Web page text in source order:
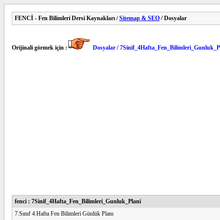
FENCİ - Fen Bilimleri Dersi Kaynakları /Sitemap & SEO / Dosyalar
Orijinali görmek için : Dosyalar /
fenci : 7Sinif_4Hafta_Fen_Bilimleri_Gunluk_Plani
7.Sınıf 4.Hafta Fen Bilimleri Günlük Planı